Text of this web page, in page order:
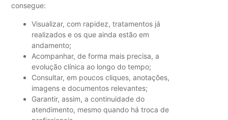
consegue:
Visualizar, com rapidez, tratamentos já
realizados e os que ainda estão em
andamento;
Acompanhar, de forma mais precisa, a
evolução clínica ao longo do tempo;
Consultar, em poucos cliques, anotações,
imagens e documentos relevantes;
Garantir, assim, a continuidade do
atendimento, mesmo quando há troca de